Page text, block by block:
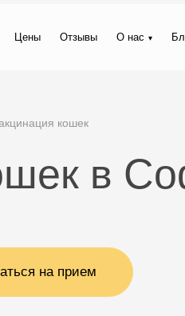
Цены Отзывы О нас
кошек
в
на прием